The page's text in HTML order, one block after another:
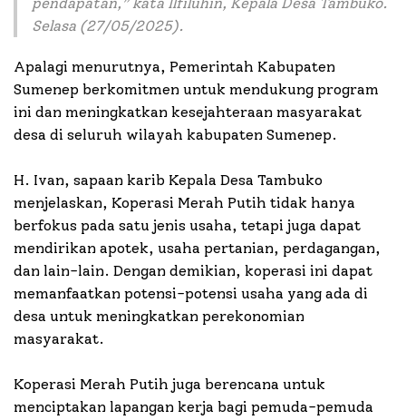
pendapatan,” kata Ilfiluhin, Kepala Desa Tambuko.
Selasa (27/05/2025).
Apalagi menurutnya, Pemerintah Kabupaten
Sumenep berkomitmen untuk mendukung program
ini dan meningkatkan kesejahteraan masyarakat
desa di seluruh wilayah kabupaten Sumenep.
H. Ivan, sapaan karib Kepala Desa Tambuko
menjelaskan, Koperasi Merah Putih tidak hanya
berfokus pada satu jenis usaha, tetapi juga dapat
mendirikan apotek, usaha pertanian, perdagangan,
dan lain-lain. Dengan demikian, koperasi ini dapat
memanfaatkan potensi-potensi usaha yang ada di
desa untuk meningkatkan perekonomian
masyarakat.
Koperasi Merah Putih juga berencana untuk
menciptakan lapangan kerja bagi pemuda-pemuda